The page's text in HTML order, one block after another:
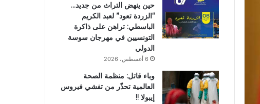
حين ينهض التراث من جديد…
“الزردة تعود” لعبد الكريم
الباسطي: تراهن على ذاكرة
التونسيين في مهرجان سوسة
الدولي
6 أغسطس، 2026
وباء قاتل: منظمة الصحة
العالمية تحذّر من تفشي فيروس
إيبولا !!